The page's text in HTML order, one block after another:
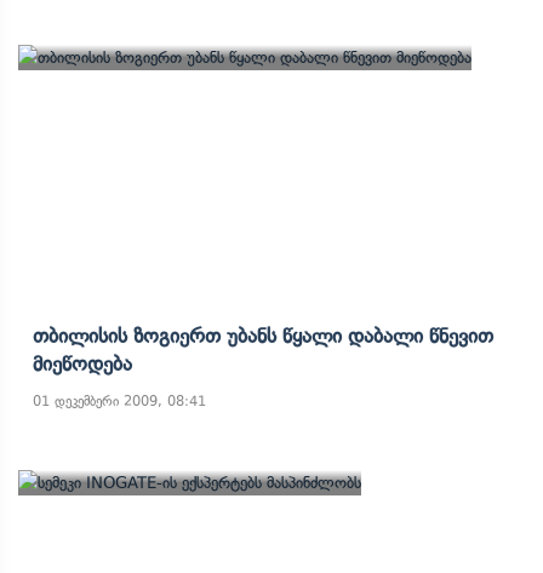
Თბილისის Ზოგიერთ Უბანს Წყალი Დაბალი Წნევით
Მიეწოდება
01 დეკემბერი 2009, 08:41